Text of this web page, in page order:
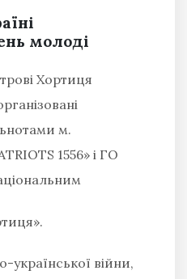
молоді
Хортиця
м.
1556» і ГО
української війни,